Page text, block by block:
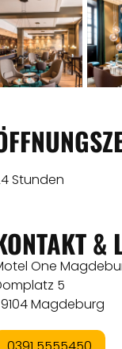
Stunden
&
One
5
Magdeburg